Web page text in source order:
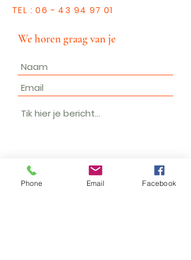
TEL :06 - 43 94 97 01
We horen graag van je
Verstuur
Phone Email Facebook